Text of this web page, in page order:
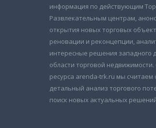
информация по действующим
Развлекательным центрам,
открытия новых торговых
реновации и реконцепции,
интересные решения западного
области торговой
ресурса arenda-trk.ru мы
детальный анализ торгового
поиск новых актуальных